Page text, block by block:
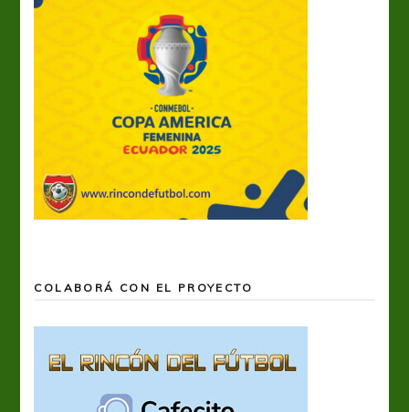
COLABORÁ CON EL PROYECTO